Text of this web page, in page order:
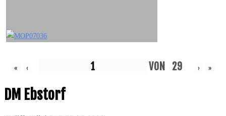
« ‹ VON 29 › »
DM Ebstorf